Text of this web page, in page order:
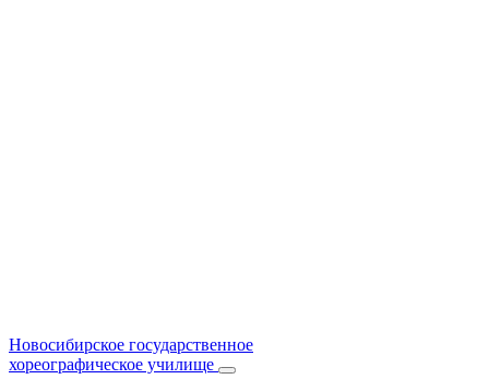
Новосибирское государственное
хореографическое училище